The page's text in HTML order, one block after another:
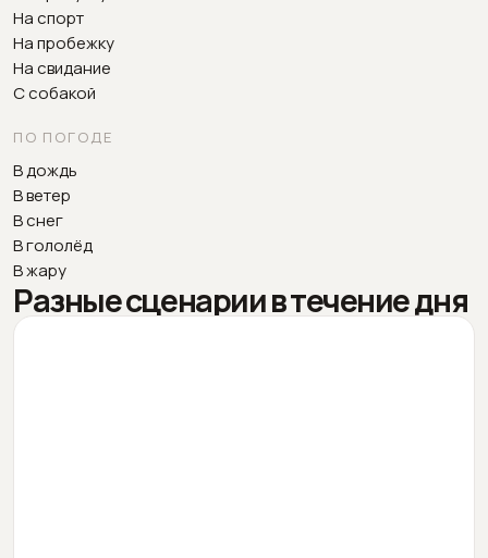
На спорт
На пробежку
На свидание
С собакой
ПО ПОГОДЕ
В дождь
В ветер
В снег
В гололёд
В жару
Разные сценарии в течение дня